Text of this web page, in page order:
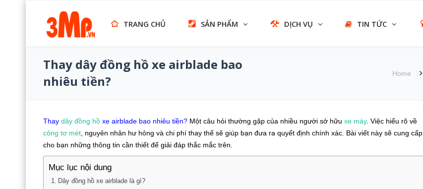
TRANG CHỦ SẢN PHẨM DỊCH VỤ TIN TỨC
Thay dây đồng hồ xe airblade bao
nhiêu tiền?
Home
Thay dây đồng hồ xe airblade bao nhiêu tiền? Một câu hỏi thường gặp của nhiều người sở hữu xe máy. Việc hiểu rõ về
công tơ mét , nguyên nhân hư hỏng và chi phí thay thế sẽ giúp bạn đưa ra quyết định chính xác. Bài viết này sẽ cung cấp
cho bạn những thông tin cần thiết để giải đáp thắc mắc trên.
Mục lục nội dung
Dây đồng hồ xe airblade là gì?